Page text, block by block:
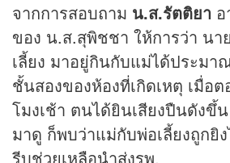
จากการสอบถาม น.ส.รัตติยา
ของ น.ส.สุพิชชา ให้การว่า นา
เลี้ยง มาอยู่กินกับแม่ได้ประม
ชั้นสองของห้องที่เกิดเหตุ เมื่อ
โมงเช้า ตนได้ยินเสียงปืนดังขึ้
มาดู ก็พบว่าแม่กับพ่อเลี้ยงถูกยิ
รีบช่วยเหลือนำส่งรพ.